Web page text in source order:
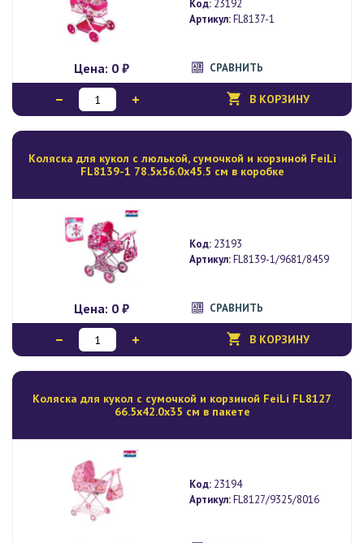
Цена: 0 ₽
Код: 23192
Артикул:FL8137-1
СРАВНИТЬ
В КОРЗИНУ
Коляска для кукол с люлькой, сумочкой и корзиной FeiLi
FL8139-1 78.5х56.0х45.5 см в коробке
Цена: 0 ₽
Код: 23193
Артикул:FL8139-1/9681/8459
СРАВНИТЬ
В КОРЗИНУ
Коляска для кукол с сумочкой и корзиной FeiLi FL8127
66.5х42.0х35 см в пакете
Код: 23194
Артикул:FL8127/9325/8016